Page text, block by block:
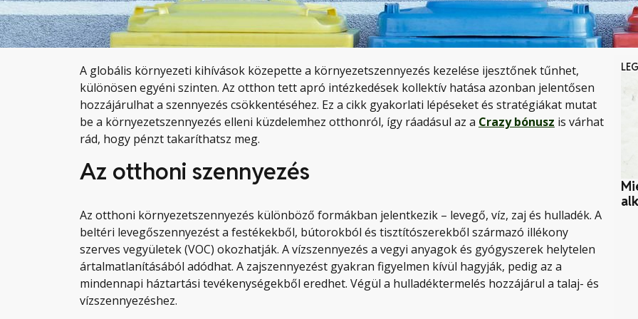
A globális környezeti kihívások közepette a környezetszennyezés kezelése ijesztőnek tűnhet,
különösen egyéni szinten. Az otthon tett apró intézkedések kollektív hatása azonban jelentősen
hozzájárulhat a szennyezés csökkentéséhez. Ez a cikk gyakorlati lépéseket és stratégiákat mutat
be a környezetszennyezés elleni küzdelemhez otthonról, így ráadásul az a Crazy bónusz is várhat
rád, hogy pénzt takaríthatsz meg.
Az otthoni szennyezés
Az otthoni környezetszennyezés különböző formákban jelentkezik – levegő, víz, zaj és hulladék. A
beltéri levegőszennyezést a festékekből, bútorokból és tisztítószerekből származó illékony
szerves vegyületek (VOC) okozhatják. A vízszennyezés a vegyi anyagok és gyógyszerek helytelen
ártalmatlanításából adódhat. A zajszennyezést gyakran figyelmen kívül hagyják, pedig az a
mindennapi háztartási tevékenységekből eredhet. Végül a hulladéktermelés hozzájárul a talaj- és
vízszennyezéshez.